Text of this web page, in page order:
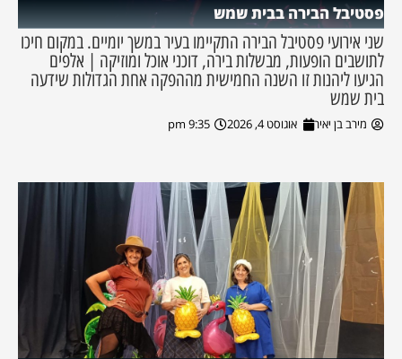
פסטיבל הבירה בבית שמש
שני אירועי פסטיבל הבירה התקיימו בעיר במשך יומיים. במקום חיכו
לתושבים הופעות, מבשלות בירה, דוכני אוכל ומוזיקה | אלפים
הגיעו ליהנות זו השנה החמישית מההפקה אחת הגדולות שידעה
בית שמש
מירב בן יאיר אוגוסט 4, 2026 9:35 pm